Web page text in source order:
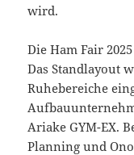
wird.
Die Ham Fair
Das Standlayout
Ruhebereiche
Ariake GYM-EX.
Planning und